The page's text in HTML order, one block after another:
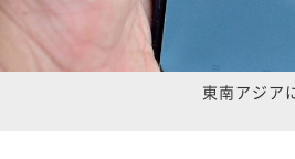
東南アジア